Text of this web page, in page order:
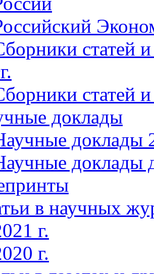
статей
статей
доклады
доклады
доклады
в научных
г.
г.